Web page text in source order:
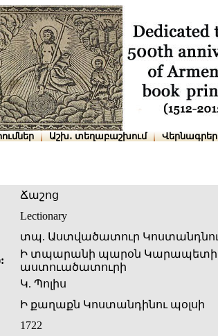
Աշխ․ տեղաբաշխում
Ճաշոց
Lectionary
տպ. Աստվածատուր
Ի տպարանի պարօն Կարապետի
աստուածատուրի
Կ. Պոլիս
Ի քաղաքն Կոստանդինու պօլսի
1722